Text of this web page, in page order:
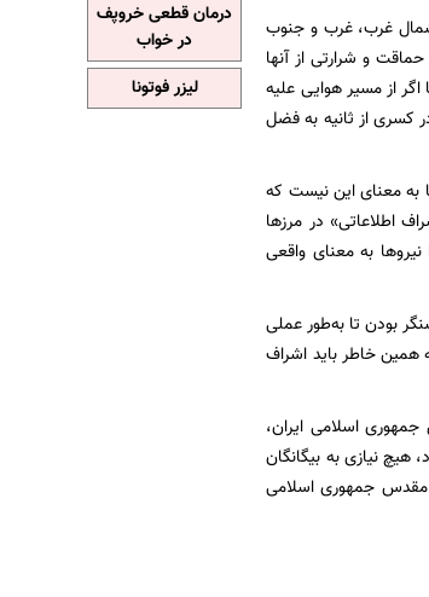
غرب، غرب و جنوب
و شرارتی از آنها
از مسیر هوایی علیه
کسری از ثانیه به فضل
به معنای این نیست که
اطلاعاتی» در مرزها
به معنای واقعی
بودن تا به‌طور عملی
همین خاطر باید اشراف
اسلامی ایران،
زمینی ارتش وجود دارد، هیچ نیازی به بیگانگان
مقدس جمهوری اسلامی
درمان قطعی خروپف
در خواب
لیزر فوتونا